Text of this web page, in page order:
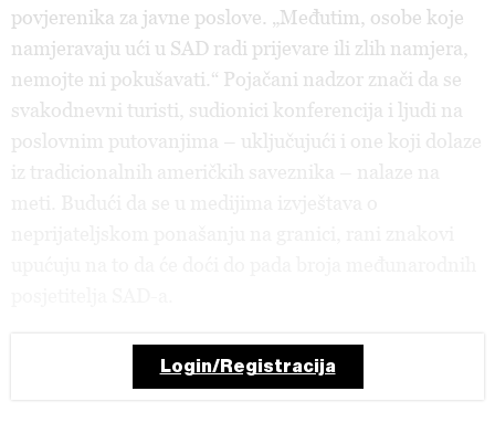
povjerenika za javne poslove. „Međutim, osobe koje
namjeravaju ući u SAD radi prijevare ili zlih namjera,
nemojte ni pokušavati.“ Pojačani nadzor znači da se
svakodnevni turisti, sudionici konferencija i ljudi na
poslovnim putovanjima – uključujući i one koji dolaze
Login/Registracija